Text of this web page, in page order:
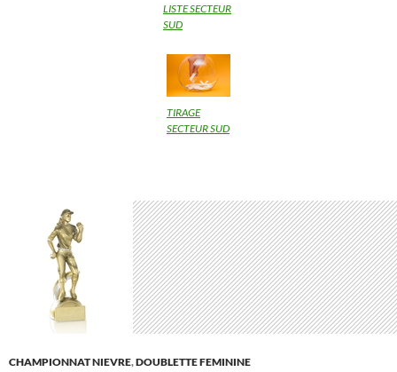
LISTE SECTEUR
SUD
TIRAGE
SECTEUR SUD
CHAMPIONNAT NIEVRE,DOUBLETTE FEMININE